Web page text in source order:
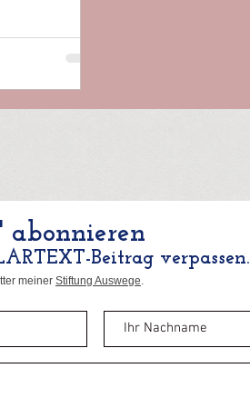
abonnieren
Beitrag verpassen.
meiner Stiftung Auswege